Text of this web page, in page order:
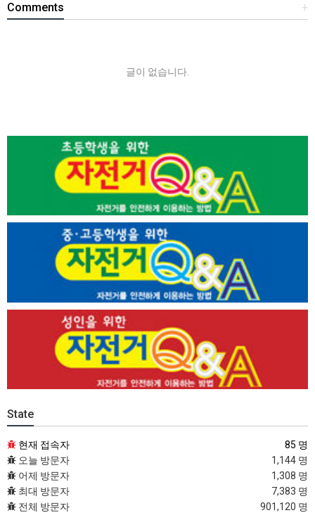
+
Comments
글이 없습니다.
State
현재 접속자
85 명
오늘 방문자
1,144 명
어제 방문자
1,308 명
최대 방문자
7,383 명
전체 방문자
901,120 명